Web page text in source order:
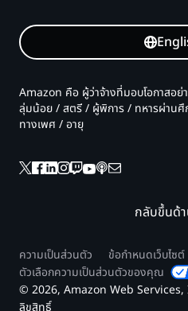
กลับขึ้นด้
Amazon คือ ผู้ว่าจ้างที่มอบโอกาสอย่
ลุ่มน้อย / สตรี / ผู้พิการ / ทหารผ่าน
ทางเพศ / อายุ
ความเป็นส่วนตัว
ข้อกำหนดเว็บไซต์
ตัวเลือกความเป็นส่วนตัวของคุณ
© 2026, Amazon Web Services,
ลิขสิทธิ์